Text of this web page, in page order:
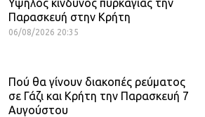
Υψηλός κίνδυνος πυρκαγιάς την
Παρασκευή στην Κρήτη
06/08/2026 20:35
Πού θα γίνουν διακοπές ρεύματος
σε Γάζι και Κρήτη την Παρασκευή 7
Αυγούστου